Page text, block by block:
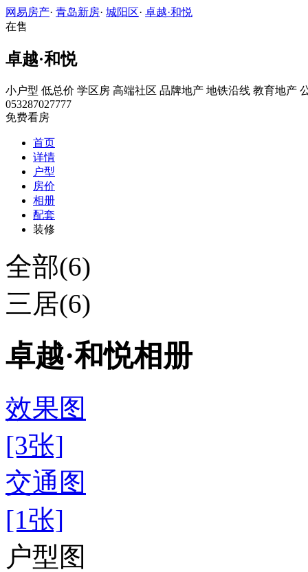
网易房产· 青岛新房· 城阳区· 卓越·和悦
在售
卓越·和悦
小户型 低总价 学区房 高端社区 品牌地产 地铁沿线 教育地产
053287027777
免费看房
首页
详情
户型
房价
相册
配套
装修
全部(6)
三居(6)
卓越·和悦相册
效果图
[3张]
交通图
[1张]
户型图